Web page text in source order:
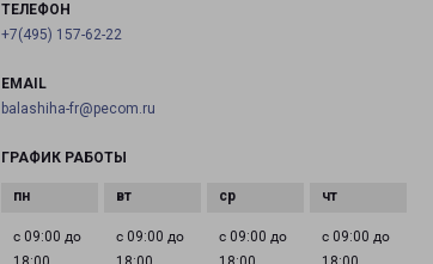
ТЕЛЕФОН
+7(495) 157-62-22
EMAIL
balashiha-fr@pecom.ru
ГРАФИК РАБОТЫ
с 09:00 до
с 09:00 до
с 09:00 до
с 09:00 до